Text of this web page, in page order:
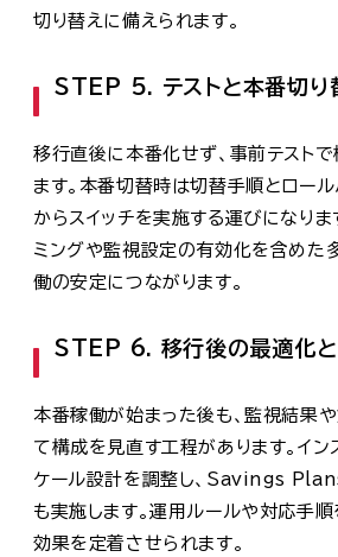
切り替えに備えられます。
STEP 5. テストと本番切り
移行直後に本番化せず、事前テスト
ます。本番切替時は切替手順とロー
からスイッチを実施する運びになり
ミングや監視設定の有効化を含めた
働の安定につながります。
STEP 6. 移行後の最適化
本番稼働が始まった後も、監視結果
て構成を見直す工程があります。イン
ケール設計を調整し、Savings
も実施します。運用ルールや対応手
効果を定着させられます。